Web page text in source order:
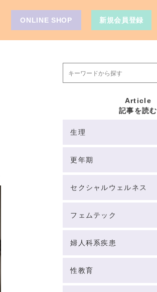
Article
記事を読む
生理
更年期
セクシャルウェルネス
フェムテック
婦人科系疾患
性教育
ONLINE SHOP 新規会員登録